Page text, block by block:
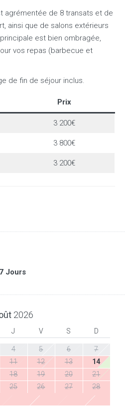
agrémentée de 8 transats et de
ainsi que de salons extérieurs
est bien ombragée,
vos repas (barbecue et
de fin de séjour inclus.
Prix
3 200€
3 800€
3 200€
7 Jours
2026
J V S D
4 5 6
7
11 12 13
14
18 19 20
21
25 26 27
28